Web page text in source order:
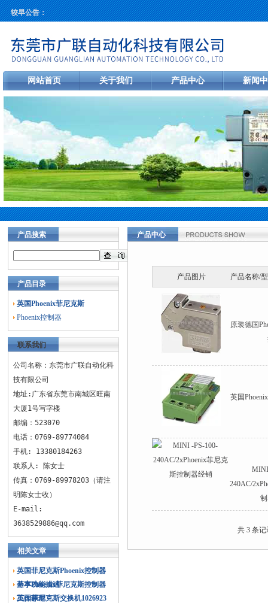
较早公告：
网站首页 关于我们 产品中心 新闻
产品搜索
产品目录
英国Phoenix菲尼克斯
Phoenix控制器
联系我们
公司名称：东莞市广联自动化科
技有限公司
地址:广东省东莞市南城区旺南
大厦1号写字楼
邮编：523070
电话：0769-89774084
手机: 13380184263
联系人: 陈女士
传真：0769-89978203（请注
明陈女士收）
E-mail:
3638529886@qq.com
相关文章
英国菲尼克斯Phoenix控制器
基本功能描述
分享Phoenix菲尼克斯控制器
工作原理
英国菲尼克斯交换机1026923
产品中心
产品图片 产品名称/
原装德国
英国
240AC/
共 3 条